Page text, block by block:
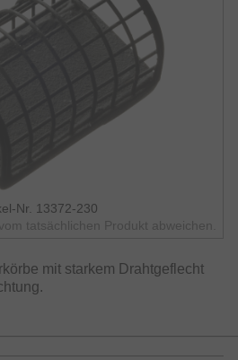
Nr. 13372-230
tatsächlichen Produkt abweichen.
mit starkem Drahtgeflecht